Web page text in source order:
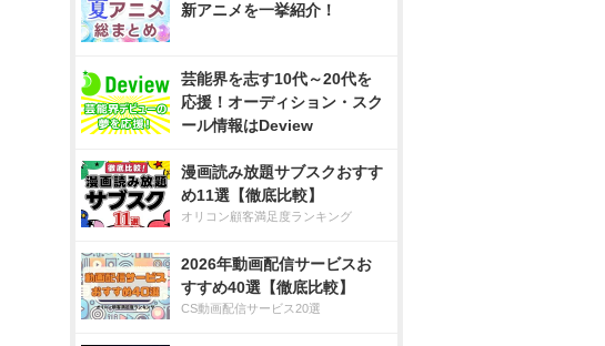
新アニメを一挙紹介！
芸能界を志す10代～20代を
応援！オーディション・スク
ール情報はDeview
漫画読み放題サブスクおすす
め11選【徹底比較】
オリコン顧客満足度ランキング
2026年動画配信サービスお
すすめ40選【徹底比較】
CS動画配信サービス20選